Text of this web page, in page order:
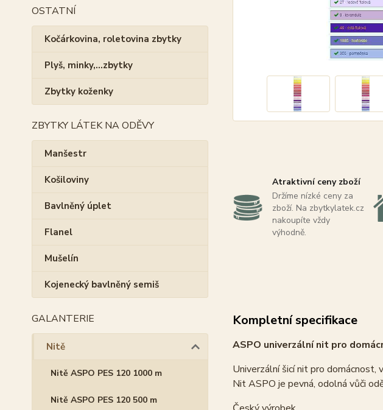
OSTATNÍ
Kočárkovina, roletovina zbytky
Plyš, minky,...zbytky
Zbytky koženky
ZBYTKY LÁTEK NA ODĚVY
Manšestr
Košiloviny
Bavlněný úplet
Flanel
Mušelín
Kojenecký bavlněný semiš
GALANTERIE
Nitě
Nitě ASPO PES 120 1000 m
Nitě ASPO PES 120 500 m
Atraktivní ceny zboží
Držíme nízké ceny za
zboží. Na zbytkylatek.cz
nakoupíte vždy
výhodně.
Kompletní specifikace
ASPO univerzální nit pro
Univerzální šicí nit pro
Nit ASPO je pevná, odolná vůči